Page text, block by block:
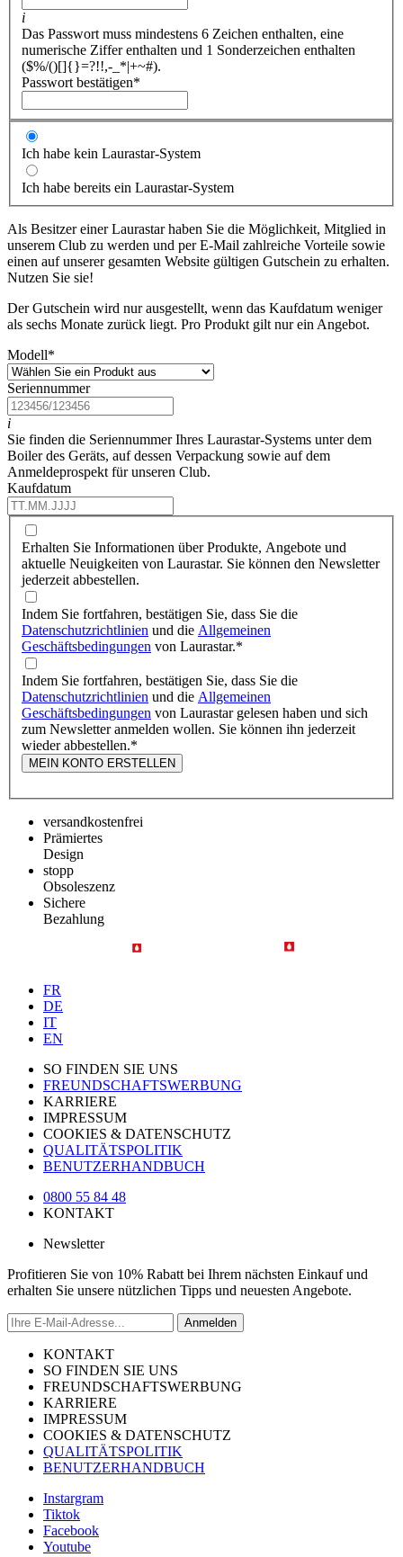
i
Das Passwort muss mindestens 6 Zeichen enthalten, eine
numerische Ziffer enthalten und 1 Sonderzeichen enthalten
($%/()[]{}=?!!,-_*|+~#).
Passwort bestätigen*
Ich habe kein Laurastar-System
Ich habe bereits ein Laurastar-System
Als Besitzer einer Laurastar haben Sie die Möglichkeit, Mitglied in
unserem Club zu werden und per E-Mail zahlreiche Vorteile sowie
einen auf unserer gesamten Website gültigen Gutschein zu erhalten.
Nutzen Sie sie!
Der Gutschein wird nur ausgestellt, wenn das Kaufdatum weniger
als sechs Monate zurück liegt. Pro Produkt gilt nur ein Angebot.
Modell*
Seriennummer
i
Sie finden die Seriennummer Ihres Laurastar-Systems unter dem
Boiler des Geräts, auf dessen Verpackung sowie auf dem
Anmeldeprospekt für unseren Club.
Kaufdatum
Erhalten Sie Informationen über Produkte, Angebote und
aktuelle Neuigkeiten von Laurastar. Sie können den Newsletter
jederzeit abbestellen.
Indem Sie fortfahren, bestätigen Sie, dass Sie die
Datenschutzrichtlinien und die Allgemeinen
Geschäftsbedingungen von Laurastar.*
Indem Sie fortfahren, bestätigen Sie, dass Sie die
Datenschutzrichtlinien und die Allgemeinen
Geschäftsbedingungen von Laurastar gelesen haben und sich
zum Newsletter anmelden wollen. Sie können ihn jederzeit
wieder abbestellen.*
MEIN KONTO ERSTELLEN
versandkostenfrei
Prämiertes
Design
stopp
Obsoleszenz
Sichere
Bezahlung
FR
DE
IT
EN
SO FINDEN SIE UNS
FREUNDSCHAFTSWERBUNG
KARRIERE
IMPRESSUM
COOKIES & DATENSCHUTZ
QUALITÄTSPOLITIK
BENUTZERHANDBUCH
0800 55 84 48
KONTAKT
Newsletter
Profitieren Sie von 10% Rabatt bei Ihrem nächsten Einkauf und
erhalten Sie unsere nützlichen Tipps und neuesten Angebote.
Anmelden
KONTAKT
SO FINDEN SIE UNS
FREUNDSCHAFTSWERBUNG
KARRIERE
IMPRESSUM
COOKIES & DATENSCHUTZ
QUALITÄTSPOLITIK
BENUTZERHANDBUCH
Instargram
Tiktok
Facebook
Youtube